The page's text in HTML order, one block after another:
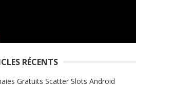
RÉCENTS
Gratuits Scatter Slots Android